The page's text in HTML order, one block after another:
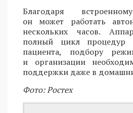
Благодаря
он может работать
нескольких часов.
полный цикл процедур
пациента, подбору
и организации
поддержки даже в
Фото: Ростех